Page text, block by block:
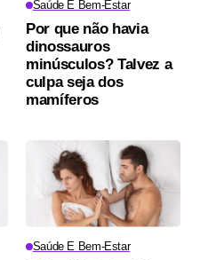
Saúde E Bem-Estar
Por que não havia
dinossauros
minúsculos? Talvez a
culpa seja dos
mamíferos
Saúde E Bem-Estar